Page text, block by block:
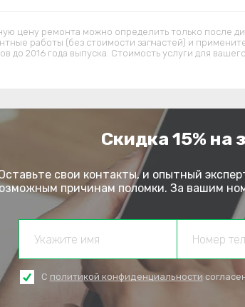
цену ремонта можно определить только после
работы (без стоимости запчастей) и
до 2016 года выпуска. Стоимость услуги для
Скидка 15% на
свои контакты, и опытный
причинам поломки. За вашим
С политикой конфиденциальности